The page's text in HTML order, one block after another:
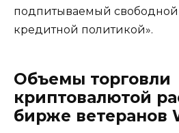
подпитываемый
кредитной политикой».
Объемы торговли
криптовалютой
бирже ветеранов